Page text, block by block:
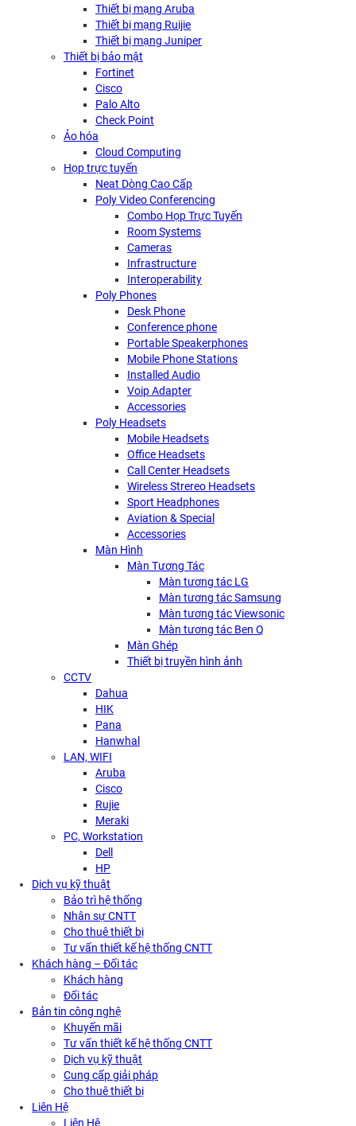
Thiết bị mạng Aruba
Thiết bị mạng Ruijie
Thiết bị mạng Juniper
Thiết bị bảo mật
Fortinet
Cisco
Palo Alto
Check Point
Ảo hóa
Cloud Computing
Họp trực tuyến
Neat Dòng Cao Cấp
Poly Video Conferencing
Combo Họp Trực Tuyến
Room Systems
Cameras
Infrastructure
Interoperability
Poly Phones
Desk Phone
Conference phone
Portable Speakerphones
Mobile Phone Stations
Installed Audio
Voip Adapter
Accessories
Poly Headsets
Mobile Headsets
Office Headsets
Call Center Headsets
Wireless Strereo Headsets
Sport Headphones
Aviation & Special
Accessories
Màn Hình
Màn Tương Tác
Màn tương tác LG
Màn tương tác Samsung
Màn tương tác Viewsonic
Màn tương tác Ben Q
Màn Ghép
Thiết bị truyền hình ảnh
CCTV
Dahua
HIK
Pana
Hanwhal
LAN, WIFI
Aruba
Cisco
Rujie
Meraki
PC, Workstation
Dell
HP
Dịch vụ kỹ thuật
Bảo trì hệ thống
Nhân sự CNTT
Cho thuê thiết bị
Tư vấn thiết kế hệ thống CNTT
Khách hàng – Đối tác
Khách hàng
Đối tác
Bản tin công nghệ
Khuyến mãi
Tư vấn thiết kế hệ thống CNTT
Dịch vụ kỹ thuật
Cung cấp giải pháp
Cho thuê thiết bị
Liên Hệ
Liên Hệ